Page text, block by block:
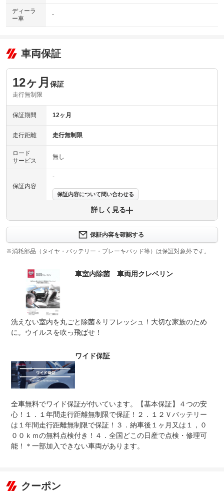
ディーラ
ー車
-
車両保証
12ヶ月 保証
走行無制限
保証期間 12ヶ月
走行距離 走行無制限
ロード
サービス
無し
保証内容
-
保証内容について問い合わせる
上限金額
免責金
保証修理
受付先
-
法定整備
整備付 法定12ヶ月または法定24ヶ月点検整備付
※車検なし・車検整備付の場合は法定24ヶ月点検整備付
※商用車は6ヶ月または12ヶ月点検整備付
詳しく見る
保証内容を確認する
※消耗部品（タイヤ・バッテリー・ブレーキパッド等）は保証対象外です。
車室内除菌 車両用クレベリン
洗えない室内を丸ごと除菌＆リフレッシュ！大切な家族のため
に。ウイルスを吹っ飛ばせ！
ワイド保証
全車無料でワイド保証が付いています。【基本保証】４つの安
心！１．１年間走行距離無制限で保証！２．１２Ｖバッテリー
は１年間走行距離無制限で保証！３．納車後１ヶ月又は１，０
００ｋｍの無料点検付き！４．全国どこの日産で点検・修理可
能！＊一部加入できない車両があります。
クーポン